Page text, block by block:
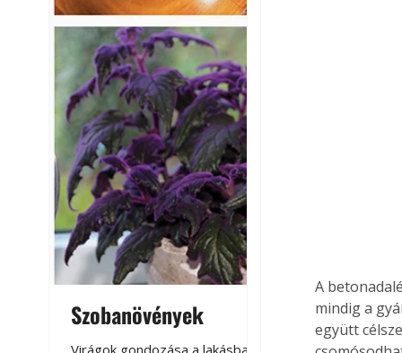
Szobanövények
Virágoskert:
teraszon,
A
mindig a
együtt